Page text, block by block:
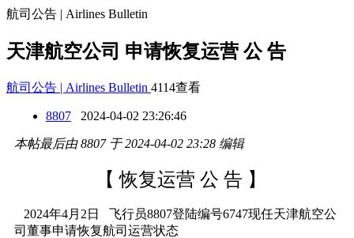
航司公告 | Airlines Bulletin
天津航空公司 申请恢复运营 公 告
航司公告 | Airlines Bulletin 4114查看
8807 2024-04-02 23:26:46
本帖最后由 8807 于 2024-04-02 23:28 编辑
【 恢复运营 公 告 】
2024年4月2日 飞行员8807登陆编号6747现任天津航空公
司董事申请恢复航司运营状态